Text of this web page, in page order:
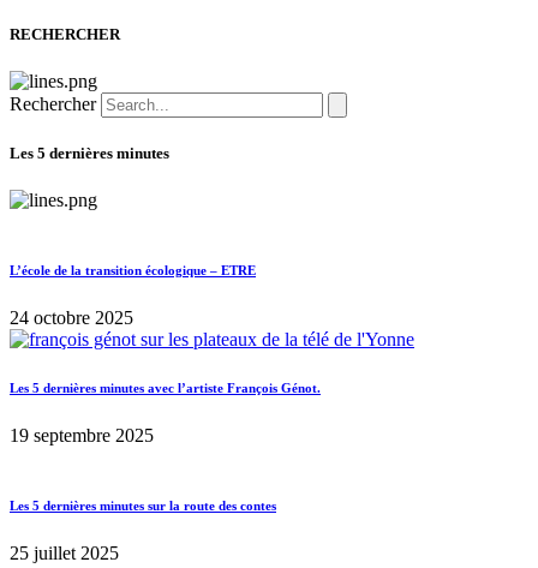
RECHERCHER
Rechercher
Les 5 dernières minutes
L’école de la transition écologique – ETRE
24 octobre 2025
Les 5 dernières minutes avec l’artiste François Génot.
19 septembre 2025
Les 5 dernières minutes sur la route des contes
25 juillet 2025